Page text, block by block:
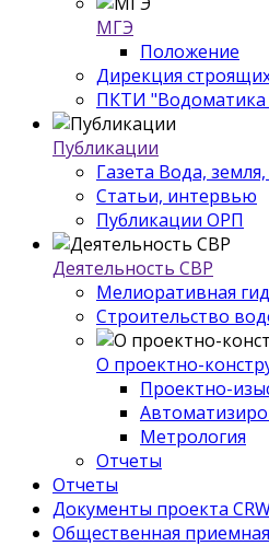
МГЭ
Положение
Дирекция
ПКТИ "Водоматика
Публикации
Газета Вода,
Статьи, интервью
Публикации ОРП
Деятельность СВР
Мелиоративная
Строительство
О проектно-
Проектно-
Метрология
Отчеты
Отчеты
Документы проекта
Общественная приемная